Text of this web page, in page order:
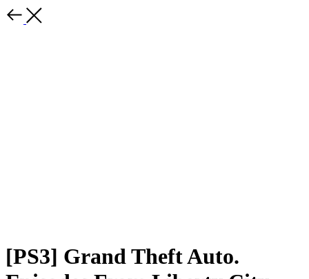
[PS3] Grand Theft Auto.